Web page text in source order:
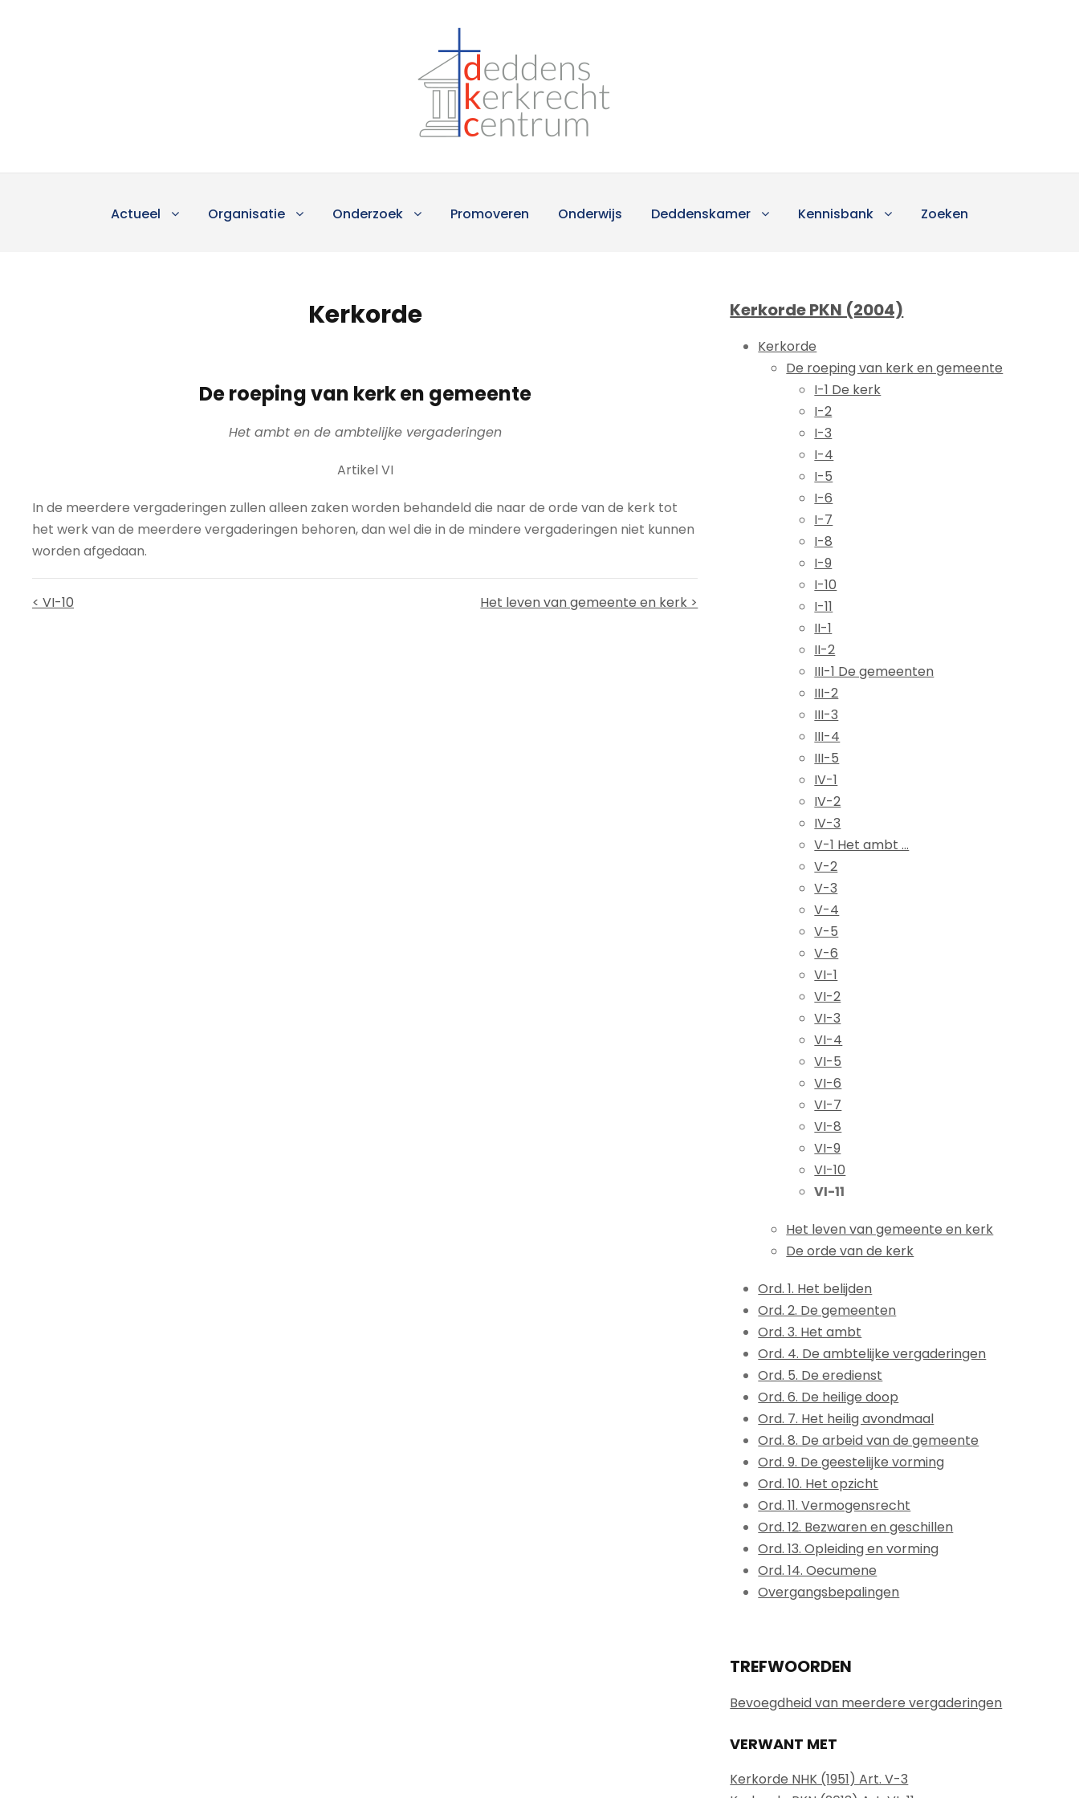
Actueel Organisatie Onderzoek Promoveren Onderwijs Deddenskamer Kennisbank Zoeken
Kerkorde
De roeping van kerk en gemeente
Het ambt en de ambtelijke vergaderingen
Artikel VI
In de meerdere vergaderingen zullen alleen zaken worden behandeld die naar de orde van de kerk tot
het werk van de meerdere vergaderingen behoren, dan wel die in de mindere vergaderingen niet kunnen
worden afgedaan.
< VI-10 Het leven van gemeente en kerk >
Kerkorde PKN (2004)
Kerkorde
De roeping van kerk en gemeente
I-1 De kerk
I-2
I-3
I-4
I-5
I-6
I-7
I-8
I-9
I-10
I-11
II-1
II-2
III-1 De gemeenten
III-2
III-3
III-4
III-5
IV-1
IV-2
IV-3
V-1 Het ambt ...
V-2
V-3
V-4
V-5
V-6
VI-1
VI-2
VI-3
VI-4
VI-5
VI-6
VI-7
VI-8
VI-9
VI-10
VI-11
Het leven van gemeente en kerk
De orde van de kerk
Ord. 1. Het belijden
Ord. 2. De gemeenten
Ord. 3. Het ambt
Ord. 4. De ambtelijke vergaderingen
Ord. 5. De eredienst
Ord. 6. De heilige doop
Ord. 7. Het heilig avondmaal
Ord. 8. De arbeid van de gemeente
Ord. 9. De geestelijke vorming
Ord. 10. Het opzicht
Ord. 11. Vermogensrecht
Ord. 12. Bezwaren en geschillen
Ord. 13. Opleiding en vorming
Ord. 14. Oecumene
Overgangsbepalingen
TREFWOORDEN
Bevoegdheid van meerdere vergaderingen
VERWANT MET
Kerkorde NHK (1951) Art. V-3